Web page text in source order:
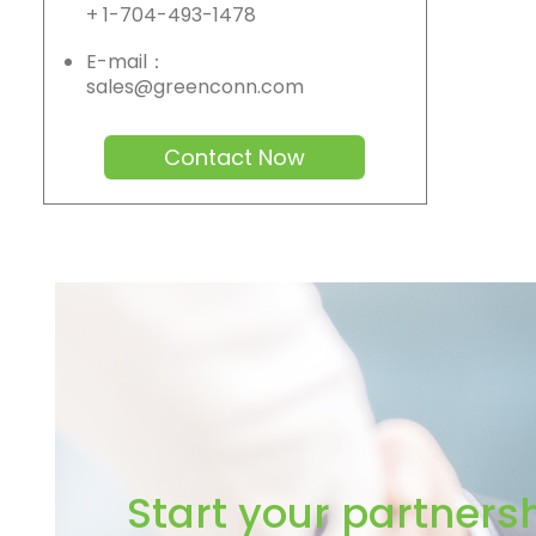
+ 1-704-493-1478
E-mail：
sales@greenconn.com
Contact Now
Start your